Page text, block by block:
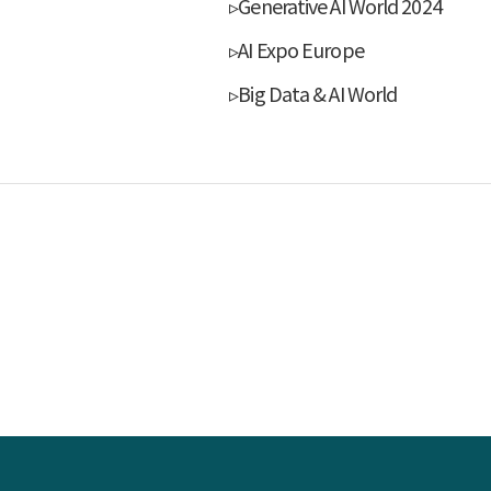
▹AI Expo Europe
▹Big Data & AI World